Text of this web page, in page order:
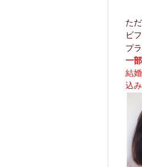
た
ビ
プ
一
結
込